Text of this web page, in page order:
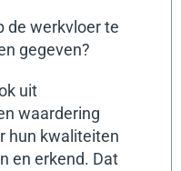
de werkvloer te
gegeven?
uit
waardering
hun kwaliteiten
en erkend. Dat